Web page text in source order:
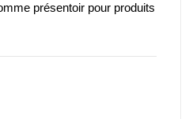
présentoir pour produits